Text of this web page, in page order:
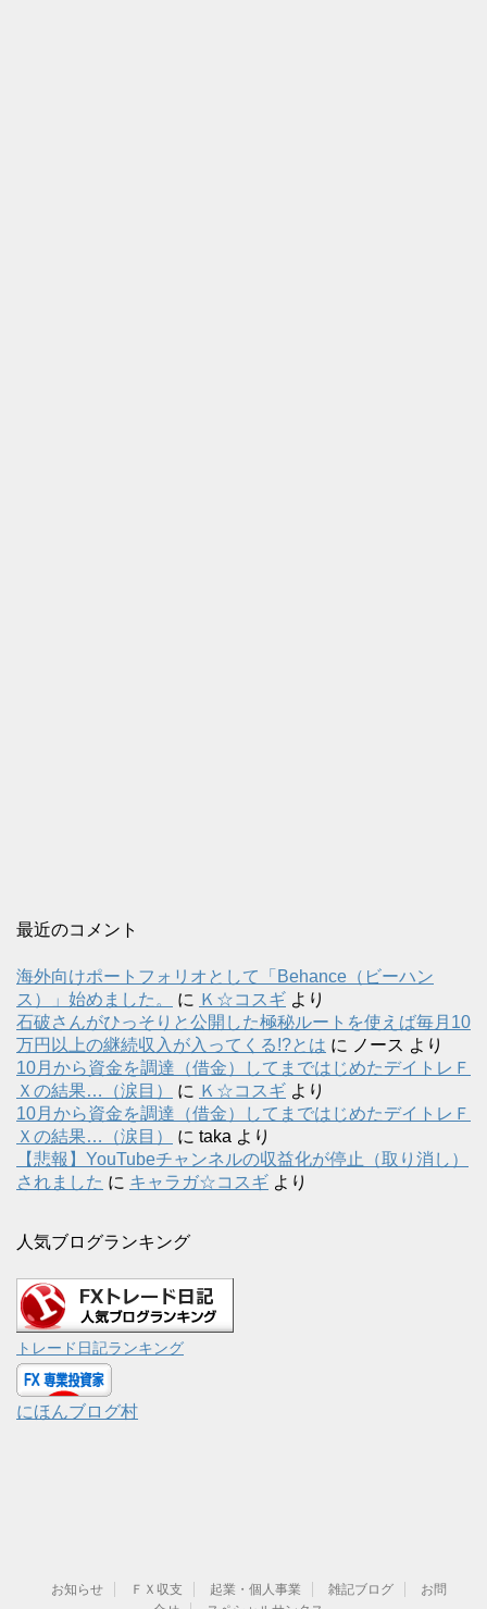
最近のコメント
海外向けポートフォリオとして「Behance（ビーハン
ス）」始めました。
に Ｋ☆コスギ より
石破さんがひっそりと公開した極秘ルートを使えば毎月10
万円以上の継続収入が入ってくる!?とは に ノース より
10月から資金を調達（借金）してまではじめたデイトレＦ
Ｘの結果…（涙目）
に Ｋ☆コスギ より
10月から資金を調達（借金）してまではじめたデイトレＦ
Ｘの結果…（涙目）
に taka より
【悲報】YouTubeチャンネルの収益化が停止（取り消し）
されました に キャラガ☆コスギ より
人気ブログランキング
トレード日記ランキング
にほんブログ村
お知らせ ＦＸ収支 起業・個人事業 雑記ブログ
お問